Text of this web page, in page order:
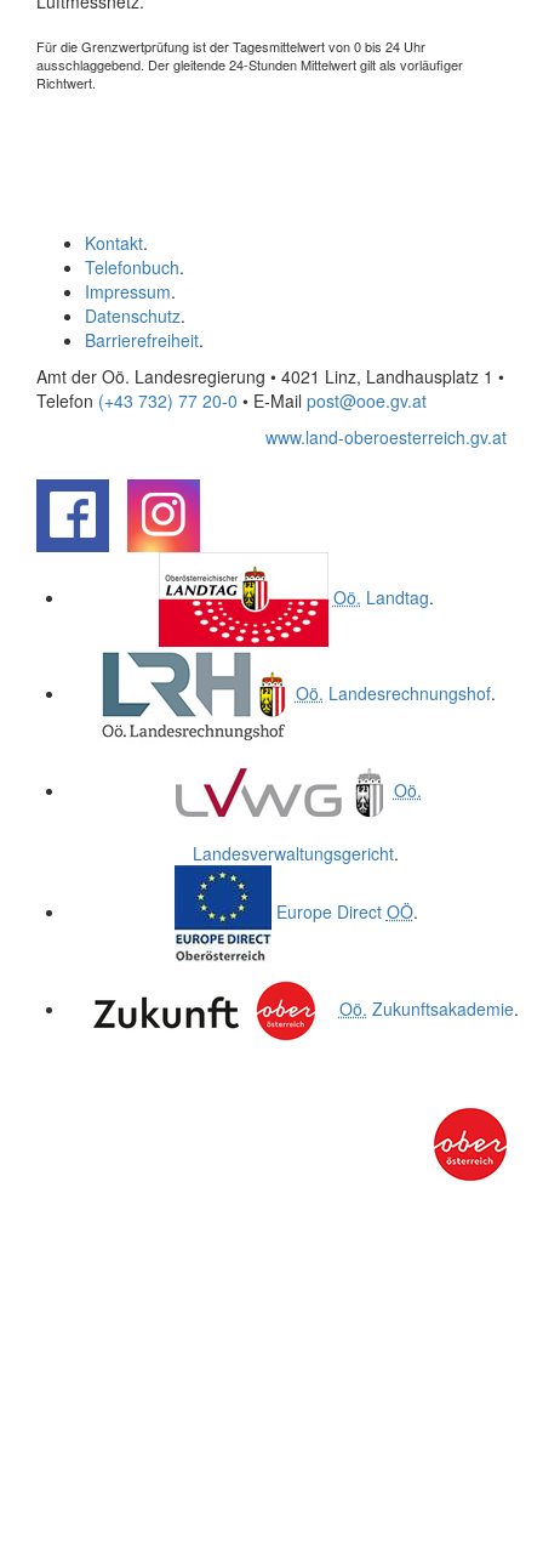
Für die Grenzwertprüfung ist der Tagesmittelwert von 0 bis 24 Uhr
ausschlaggebend. Der gleitende 24-Stunden Mittelwert gilt als vorläufiger
Richtwert.
Kontakt.
Telefonbuch.
Impressum.
Datenschutz.
Barrierefreiheit.
Amt der Oö. Landesregierung • 4021 Linz, Landhausplatz 1 •
Telefon (+43 732) 77 20-0 • E-Mail post@ooe.gv.at
www.land-oberoesterreich.gv.at
Oö. Landtag.
Oö. Landesrechnungshof.
Oö.
Landesverwaltungsgericht.
Europe Direct OÖ.
Oö. Zukunftsakademie.